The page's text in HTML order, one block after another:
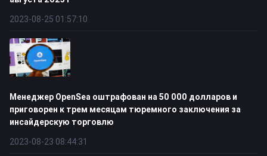
2023-08-25 01:57:10
Менеджер OpenSea оштрафован на 50 000 долларов и
приговорен к трем месяцам тюремного заключения за
инсайдерскую торговлю
2023-08-23 08:44:31